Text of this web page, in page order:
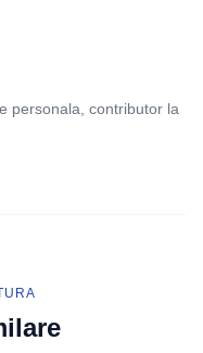
personala, contributor la